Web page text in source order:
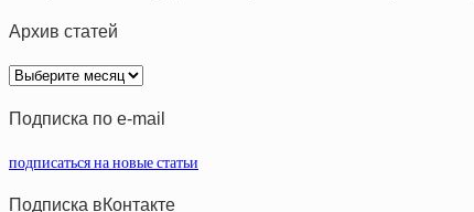
Архив статей
Архив
статей
Подписка по e-mail
подписаться на новые статьи
Подписка вКонтакте